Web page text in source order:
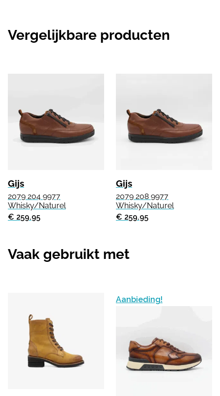
Vergelijkbare producten
Gijs
2079 204 9977
Whisky/Naturel
€ 259.95
Gijs
2079 208 9977
Whisky/Naturel
€ 259.95
Vaak gebruikt met
Aanbieding!